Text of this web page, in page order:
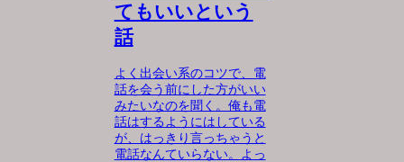
てもいいという
話
よく出会い系のコツで、電
話を会う前にした方がいい
みたいなのを聞く。俺も電
話はするようにはしている
が、はっきり言っちゃうと
電話なんていらない。よっ